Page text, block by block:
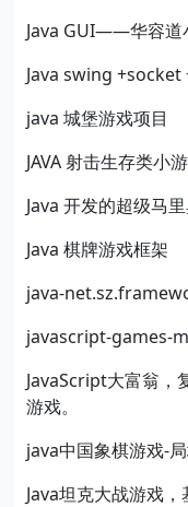
Java GUI——华容道
Java swing
java 城堡游戏项目
JAVA 射击生存类小
Java 开发的超级马
Java 棋牌游戏框架
java-
javascript-games-
JavaScript大富翁，
游戏。
java中国象棋游戏-
Java坦克大战游戏